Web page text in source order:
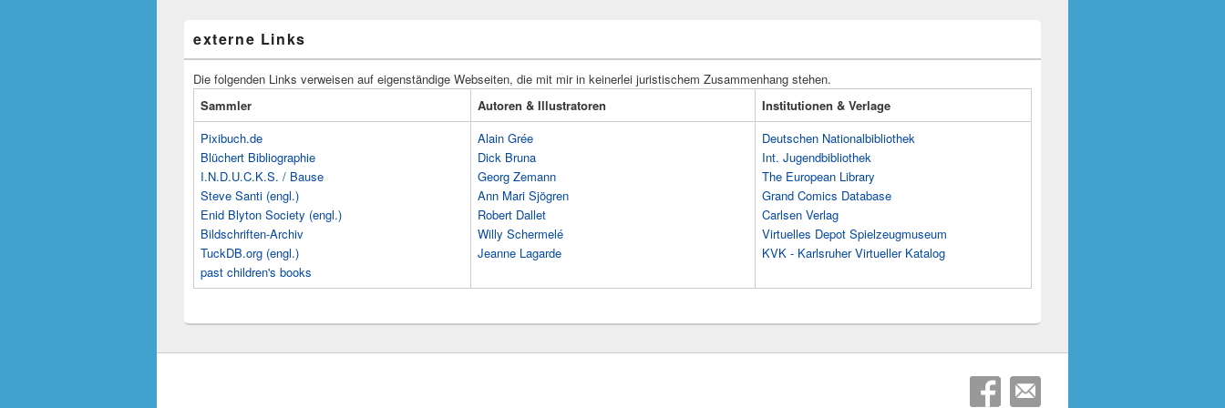
externe Links
Die folgenden Links verweisen auf eigenständige Webseiten, die mit mir in keinerlei juristischem Zusammenhang stehen.
Sammler
Autoren & Illustratoren
Institutionen & Verlage
Pixibuch.de
Blüchert Bibliographie
I.N.D.U.C.K.S. / Bause
Steve Santi (engl.)
Enid Blyton Society (engl.)
Bildschriften-Archiv
TuckDB.org (engl.)
past children's books
Alain Grée
Dick Bruna
Georg Zemann
Ann Mari Sjögren
Robert Dallet
Willy Schermelé
Jeanne Lagarde
Deutschen Nationalbibliothek
Int. Jugendbibliothek
The European Library
Grand Comics Database
Carlsen Verlag
Virtuelles Depot Spielzeugmuseum
KVK - Karlsruher Virtueller Katalog